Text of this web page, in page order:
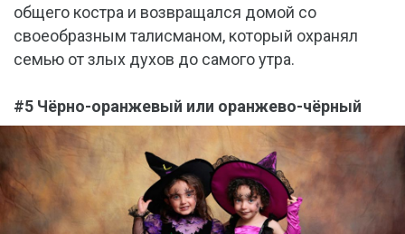
общего костра и возвращался домой со
своеобразным талисманом, который охранял
семью от злых духов до самого утра.
#5 Чёрно-оранжевый или оранжево-чёрный